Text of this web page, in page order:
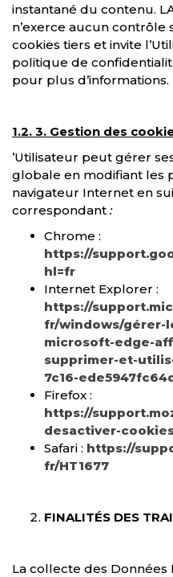
instantané du contenu.
n’exerce aucun contrôle
cookies tiers et invite
politique de
pour plus d’informations.
1.2. 3. Gestion des
’Utilisateur peut gérer
globale en modifiant les
navigateur Internet en
correspondant :
Chrome :
https://
hl=fr
Internet Explorer :
https://
fr/windows/gérer-
microsoft-edge-
supprimer-et-
7c16-
Firefox :
https://
desactiver-
Safari : https://
fr/HT1677
FINALITÉS DES
La collecte des Données